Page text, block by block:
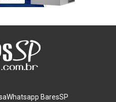
Whatsapp BaresSP